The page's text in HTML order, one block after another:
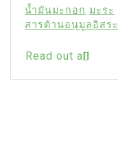
น้ำมันมะกอก มะระ
สารต้านอนุมูลอิสระ
Read out all